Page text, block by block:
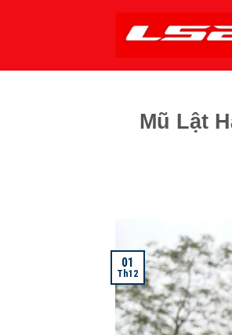
dung
Mũ Lật
01
Th12